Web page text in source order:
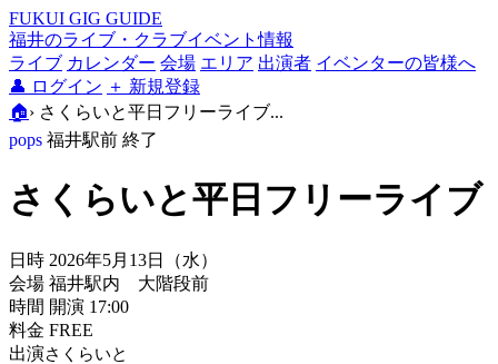
FUKUI GIG GUIDE
福井のライブ・クラブイベント情報
ライブ カレンダー 会場 エリア 出演者 イベンターの皆様へ
👤 ログイン ＋ 新規登録
🏠› さくらいと平日フリーライブ...
pops 福井駅前 終了
さくらいと平日フリーライブ
日時 2026年5月13日（水）
会場 福井駅内 大階段前
時間 開演 17:00
料金 FREE
出演さくらいと